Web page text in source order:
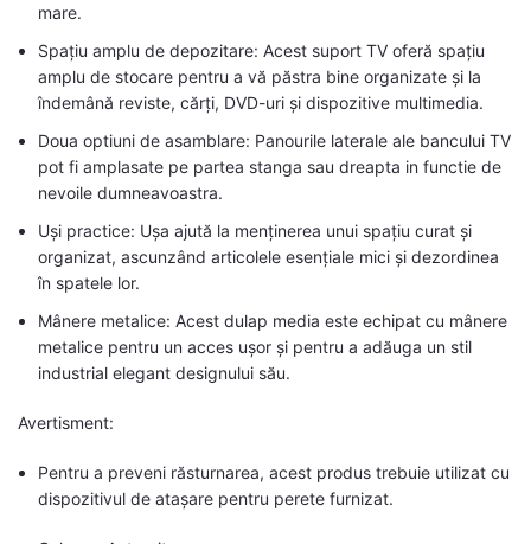
mare.
Spațiu amplu de depozitare: Acest suport TV oferă spațiu
amplu de stocare pentru a vă păstra bine organizate și la
îndemână reviste, cărți, DVD-uri și dispozitive multimedia.
Doua optiuni de asamblare: Panourile laterale ale bancului TV
pot fi amplasate pe partea stanga sau dreapta in functie de
nevoile dumneavoastra.
Uși practice: Ușa ajută la menținerea unui spațiu curat și
organizat, ascunzând articolele esențiale mici și dezordinea
în spatele lor.
Mânere metalice: Acest dulap media este echipat cu mânere
metalice pentru un acces ușor și pentru a adăuga un stil
industrial elegant designului său.
Avertisment:
Pentru a preveni răsturnarea, acest produs trebuie utilizat cu
dispozitivul de atașare pentru perete furnizat.